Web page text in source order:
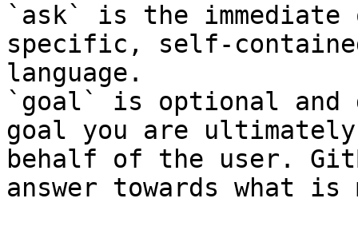
`ask` is the
specific, self-
language.
`goal` is optional and
goal you are
behalf of the user.
answer towards what